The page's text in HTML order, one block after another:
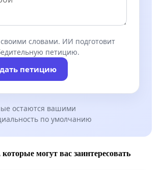
словами. ИИ подготовит
петицию.
петицию
остаются вашими
по умолчанию
могут вас заинтересовать